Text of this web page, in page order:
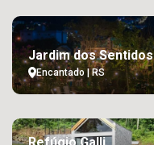
Jardim dos Sentidos
Encantado | RS